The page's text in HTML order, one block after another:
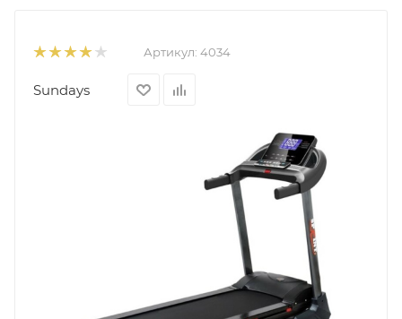
Артикул: 4034
Sundays